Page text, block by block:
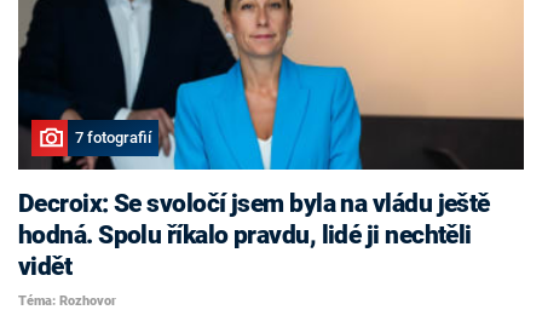
7 fotografií
Decroix: Se svoločí jsem byla na vládu ještě
hodná. Spolu říkalo pravdu, lidé ji nechtěli
vidět
Téma: Rozhovor